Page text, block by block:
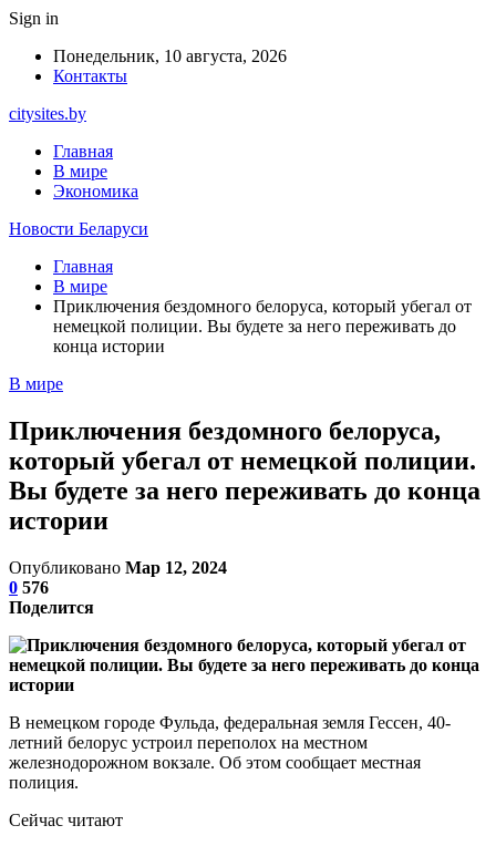
Sign in
Понедельник, 10 августа, 2026
Контакты
citysites.by
Главная
В мире
Экономика
Новости Беларуси
Главная
В мире
Приключения бездомного белоруса, который убегал от
немецкой полиции. Вы будете за него переживать до
конца истории
В мире
Приключения бездомного белоруса,
который убегал от немецкой полиции.
Вы будете за него переживать до конца
истории
Опубликовано Мар 12, 2024
0 576
Поделится
В немецком городе Фульда, федеральная земля Гессен, 40-
летний белорус устроил переполох на местном
железнодорожном вокзале. Об этом сообщает местная
полиция.
Сейчас читают